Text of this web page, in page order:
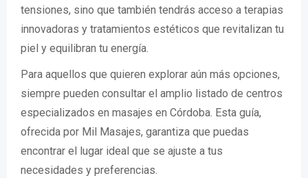
tensiones, sino que también tendrás acceso a terapias
innovadoras y tratamientos estéticos que revitalizan tu
piel y equilibran tu energía.
Para aquellos que quieren explorar aún más opciones,
siempre pueden consultar el amplio listado de centros
especializados en masajes en Córdoba. Esta guía,
ofrecida por Mil Masajes, garantiza que puedas
encontrar el lugar ideal que se ajuste a tus
necesidades y preferencias.